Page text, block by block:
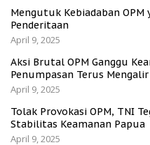
Mengutuk Kebiadaban
Penderitaan
April 9, 2025
Aksi Brutal OPM Ganggu
Penumpasan Terus Mengalir
April 9, 2025
Tolak Provokasi OPM, TNI
Stabilitas Keamanan Papua
April 9, 2025